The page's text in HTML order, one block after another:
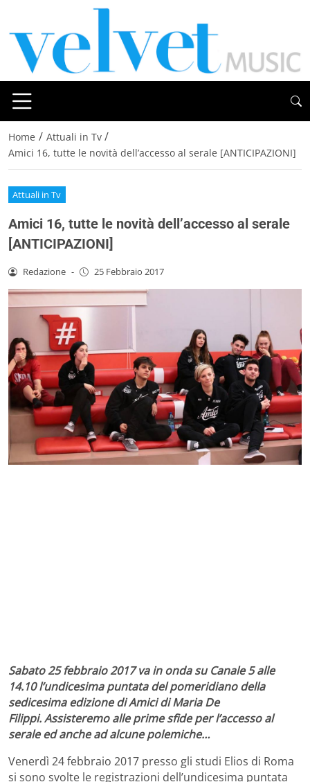
Home / Attuali in Tv /
Amici 16, tutte le novità dell’accesso al serale [ANTICIPAZIONI]
Attuali in Tv
Amici 16, tutte le novità dell’accesso al serale
[ANTICIPAZIONI]
Redazione - 25 Febbraio 2017
Sabato 25 febbraio 2017 va in onda su Canale 5 alle
14.10 l’undicesima puntata del pomeridiano della
sedicesima edizione di Amici di Maria De
Filippi. Assisteremo alle prime sfide per l’accesso al
serale ed anche ad alcune polemiche…
Venerdì 24 febbraio 2017 presso gli studi Elios di Roma
si sono svolte le registrazioni dell’undicesima puntata